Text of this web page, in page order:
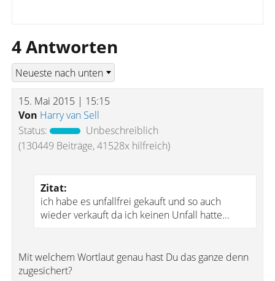
4 Antworten
15. Mai 2015 | 15:15
Von Harry van Sell
Status:
Unbeschreiblich
(130449 Beiträge, 41528x hilfreich)
Zitat:
ich habe es unfallfrei gekauft und so auch
wieder verkauft da ich keinen Unfall hatte...
Mit welchem Wortlaut genau hast Du das ganze denn
zugesichert?